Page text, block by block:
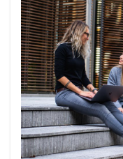
2
他力
本願
で何
が悪
い？
自力
と合
わせ
ると